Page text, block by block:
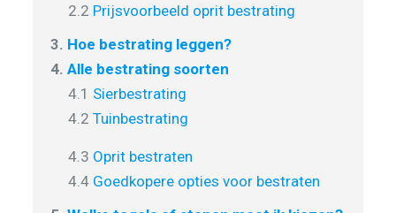
2.2 Prijsvoorbeeld oprit bestrating
3. Hoe bestrating leggen?
4. Alle bestrating soorten
4.1 Sierbestrating
4.2 Tuinbestrating
4.3 Oprit bestraten
4.4 Goedkopere opties voor bestraten